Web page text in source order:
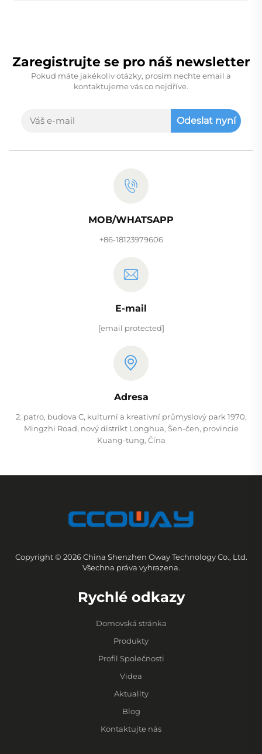
Zaregistrujte se pro náš newsletter
Pokud máte jakékoliv otázky, prosím nechte email a
kontaktujeme vás co nejdříve.
Odeslat nyní
MOB/WHATSAPP
+86-18123979606
E-mail
[email protected]
Adresa
2. patro, budova C, kulturní a kreativní průmyslový park 1970,
Mingzhi Road, nový distrikt Longhua, Šen-čen, provincie
Kuang-tung, Čína
Copyright © 2026 China Shenzhen Oway Technology Co., Ltd.
Všechna práva vyhrazena.
Rychlé odkazy
Domovská stránka
Produkty
Profil Společnosti
Videa
Aktuality
Blog
Kontaktujte nás